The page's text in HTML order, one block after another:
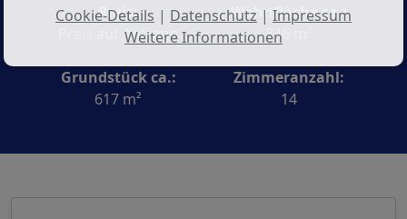
Preis:
Preis auf Anfrage
Wohnfläche ca.:
346 m²
Grundstück ca.:
617 m²
Zimmeranzahl:
14
Cookie-Details | Datenschutz | Impressum
Weitere Informationen